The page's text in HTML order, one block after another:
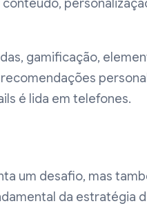
gamificação,
é lida em telefones.
um desafio, mas
da estratégia